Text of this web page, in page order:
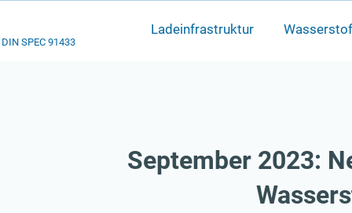
DIN SPEC 91433
Ladeinfrastruktur
September 2023: